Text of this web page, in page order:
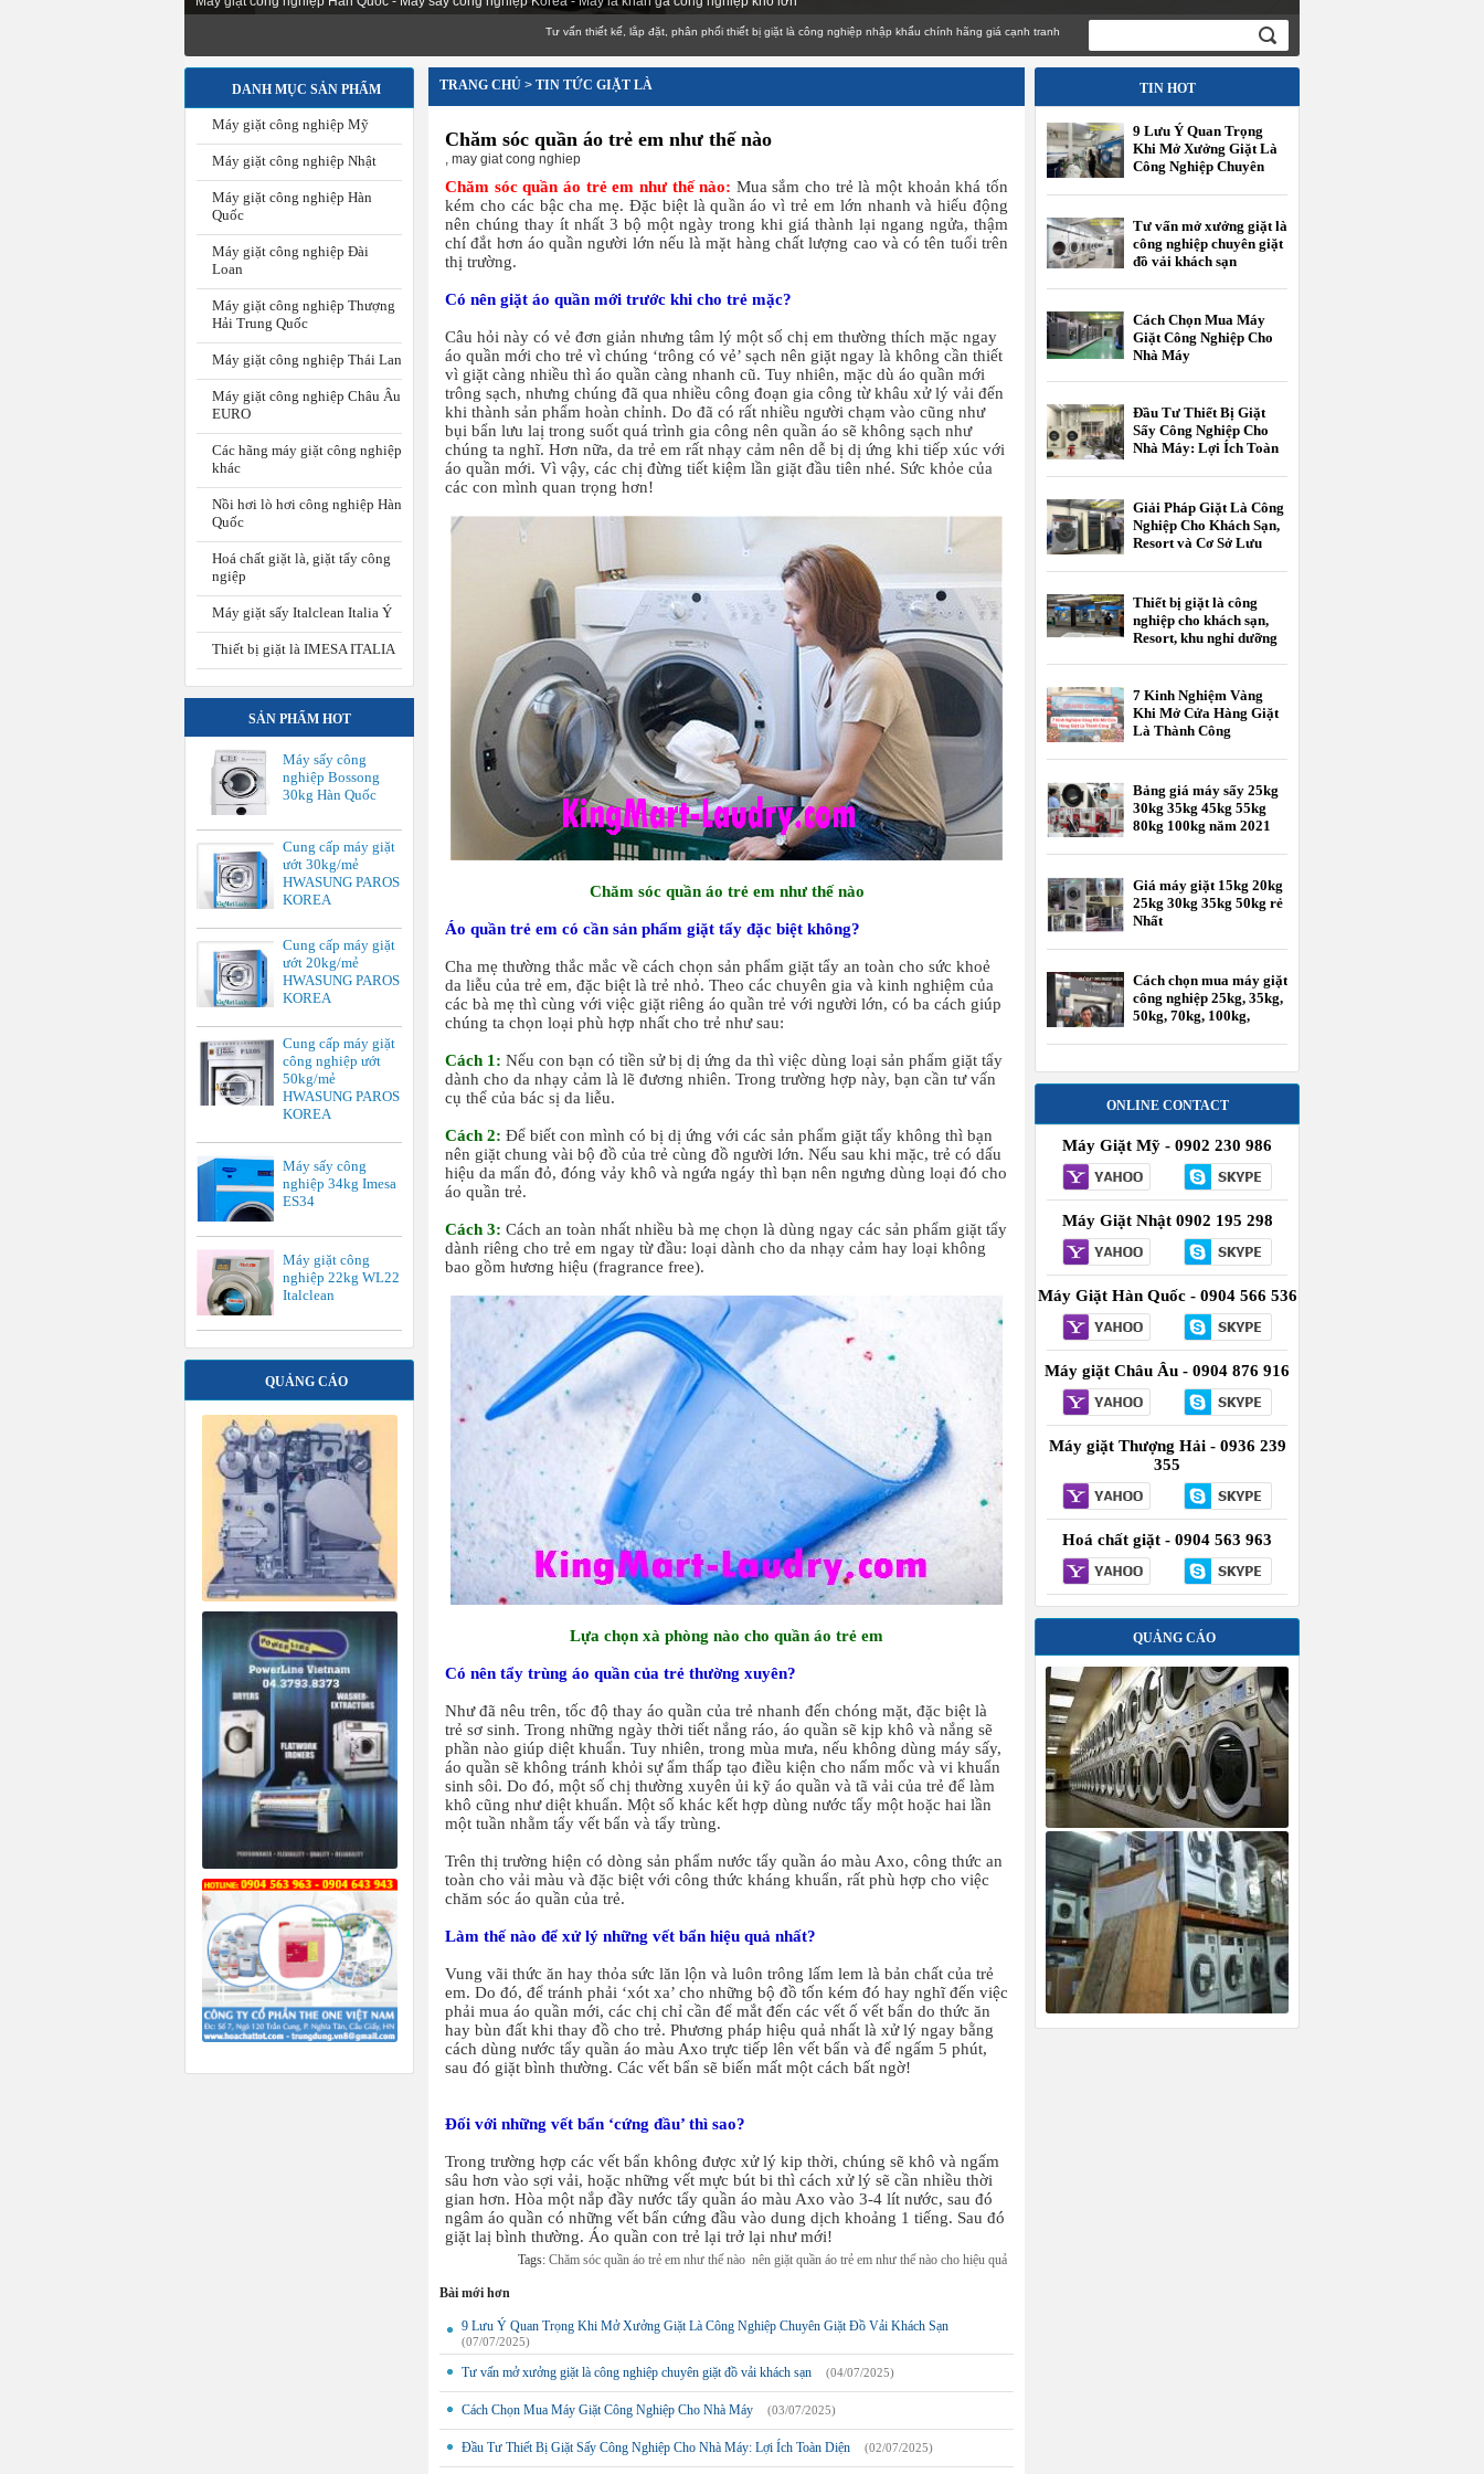
Tư vấn thiết kế, lắp đặt, phân phối thiết bị giặt là công nghiệp nhập khẩu chính hãng giá cạnh tranh
DANH MỤC SẢN PHẨM
Máy giặt công nghiệp Mỹ
Máy giặt công nghiệp Nhật
Máy giặt công nghiệp Hàn
Quốc
Máy giặt công nghiệp Đài
Loan
Máy giặt công nghiệp Thượng
Hải Trung Quốc
Máy giặt công nghiệp Thái Lan
Máy giặt công nghiệp Châu Âu
EURO
Các hãng máy giặt công nghiệp
khác
Nồi hơi lò hơi công nghiệp Hàn
Quốc
Hoá chất giặt là, giặt tẩy công
ngiệp
Máy giặt sấy Italclean Italia Ý
Thiết bị giặt là IMESA ITALIA
SẢN PHẨM HOT
Máy sấy công
nghiệp Bossong
30kg Hàn Quốc
Cung cấp máy giặt
ướt 30kg/mẻ
HWASUNG PAROS
KOREA
Cung cấp máy giặt
ướt 20kg/mẻ
HWASUNG PAROS
KOREA
Cung cấp máy giặt
công nghiệp ướt
50kg/mẻ
HWASUNG PAROS
KOREA
Máy sấy công
nghiệp 34kg Imesa
ES34
Máy giặt công
nghiệp 22kg WL22
Italclean
QUẢNG CÁO
TRANG CHỦ > TIN TỨC GIẶT LÀ
Chăm sóc quần áo trẻ em như thế nào
, may giat cong nghiep
Chăm sóc quần áo trẻ em như thế nào: Mua sắm cho trẻ là một khoản khá tốn
kém cho các bậc cha mẹ. Đặc biệt là quần áo vì trẻ em lớn nhanh và hiếu động
nên chúng thay ít nhất 3 bộ một ngày trong khi giá thành lại ngang ngửa, thậm
chí đắt hơn áo quần người lớn nếu là mặt hàng chất lượng cao và có tên tuổi trên
thị trường.
Có nên giặt áo quần mới trước khi cho trẻ mặc?
Câu hỏi này có vẻ đơn giản nhưng tâm lý một số chị em thường thích mặc ngay
áo quần mới cho trẻ vì chúng ‘trông có vẻ’ sạch nên giặt ngay là không cần thiết
vì giặt càng nhiều thì áo quần càng nhanh cũ. Tuy nhiên, mặc dù áo quần mới
trông sạch, nhưng chúng đã qua nhiều công đoạn gia công từ khâu xử lý vải đến
khi thành sản phẩm hoàn chỉnh. Do đã có rất nhiều người chạm vào cũng như
bụi bẩn lưu laị trong suốt quá trình gia công nên quần áo sẽ không sạch như
chúng ta nghĩ. Hơn nữa, da trẻ em rất nhạy cảm nên dễ bị dị ứng khi tiếp xúc với
áo quần mới. Vì vậy, các chị đừng tiết kiệm lần giặt đầu tiên nhé. Sức khỏe của
các con mình quan trọng hơn!
Chăm sóc quần áo trẻ em như thế nào
Áo quần trẻ em có cần sản phẩm giặt tẩy đặc biệt không?
Cha mẹ thường thắc mắc về cách chọn sản phẩm giặt tẩy an toàn cho sức khoẻ
da liễu của trẻ em, đặc biệt là trẻ nhỏ. Theo các chuyên gia và kinh nghiệm của
các bà mẹ thì cùng với việc giặt riêng áo quần trẻ với người lớn, có ba cách giúp
chúng ta chọn loại phù hợp nhất cho trẻ như sau:
Cách 1: Nếu con bạn có tiền sử bị dị ứng da thì việc dùng loại sản phẩm giặt tẩy
dành cho da nhạy cảm là lẽ đương nhiên. Trong trường hợp này, bạn cần tư vấn
cụ thể của bác sị da liễu.
Cách 2: Để biết con mình có bị dị ứng với các sản phẩm giặt tẩy không thì bạn
nên giặt chung vài bộ đồ của trẻ cùng đồ người lớn. Nếu sau khi mặc, trẻ có dấu
hiệu da mẩn đỏ, đóng vảy khô và ngứa ngáy thì bạn nên ngưng dùng loại đó cho
áo quần trẻ.
Cách 3: Cách an toàn nhất nhiều bà mẹ chọn là dùng ngay các sản phẩm giặt tẩy
dành riêng cho trẻ em ngay từ đầu: loại dành cho da nhạy cảm hay loại không
bao gồm hương hiệu (fragrance free).
Lựa chọn xà phòng nào cho quần áo trẻ em
Có nên tẩy trùng áo quần của trẻ thường xuyên?
Như đã nêu trên, tốc độ thay áo quần của trẻ nhanh đến chóng mặt, đặc biệt là
trẻ sơ sinh. Trong những ngày thời tiết nắng ráo, áo quần sẽ kịp khô và nắng sẽ
phần nào giúp diệt khuẩn. Tuy nhiên, trong mùa mưa, nếu không dùng máy sấy,
áo quần sẽ không tránh khỏi sự ẩm thấp tạo điều kiện cho nấm mốc và vi khuẩn
sinh sôi. Do đó, một số chị thường xuyên ủi kỹ áo quần và tã vải của trẻ để làm
khô cũng như diệt khuẩn. Một số khác kết hợp dùng nước tẩy một hoặc hai lần
một tuần nhằm tẩy vết bẩn và tẩy trùng.
Trên thị trường hiện có dòng sản phẩm nước tẩy quần áo màu Axo, công thức an
toàn cho vải màu và đặc biệt với công thức kháng khuẩn, rất phù hợp cho việc
chăm sóc áo quần của trẻ.
Làm thế nào để xử lý những vết bẩn hiệu quả nhất?
Vung vãi thức ăn hay thỏa sức lăn lộn và luôn trông lấm lem là bản chất của trẻ
em. Do đó, để tránh phải ‘xót xa’ cho những bộ đồ tốn kém đó hay nghĩ đến việc
phải mua áo quần mới, các chị chỉ cần để mắt đến các vết ố vết bẩn do thức ăn
hay bùn đất khi thay đồ cho trẻ. Phương pháp hiệu quả nhất là xử lý ngay bằng
cách dùng nước tẩy quần áo màu Axo trực tiếp lên vết bẩn và để ngấm 5 phút,
sau đó giặt bình thường. Các vết bẩn sẽ biến mất một cách bất ngờ!
Đối với những vết bẩn ‘cứng đầu’ thì sao?
Trong trường hợp các vết bẩn không được xử lý kip thời, chúng sẽ khô và ngấm
sâu hơn vào sợi vải, hoặc những vết mực bút bi thì cách xử lý sẽ cần nhiều thời
gian hơn. Hòa một nắp đầy nước tẩy quần áo màu Axo vào 3-4 lít nước, sau đó
ngâm áo quần có những vết bẩn cứng đầu vào dung dịch khoảng 1 tiếng. Sau đó
giặt laị bình thường. Áo quần con trẻ lại trở lại như mới!
Tags: Chăm sóc quần áo trẻ em như thế nào nên giặt quần áo trẻ em như thế nào cho hiệu quả
Bài mới hơn
9 Lưu Ý Quan Trọng Khi Mở Xưởng Giặt Là Công Nghiệp Chuyên Giặt Đồ Vải Khách Sạn
(07/07/2025)
Tư vấn mở xưởng giặt là công nghiệp chuyên giặt đồ vải khách sạn (04/07/2025)
Cách Chọn Mua Máy Giặt Công Nghiệp Cho Nhà Máy (03/07/2025)
Đầu Tư Thiết Bị Giặt Sấy Công Nghiệp Cho Nhà Máy: Lợi Ích Toàn Diện (02/07/2025)
TIN HOT
9 Lưu Ý Quan Trọng
Khi Mở Xưởng Giặt Là
Công Nghiệp Chuyên
Tư vấn mở xưởng giặt là
công nghiệp chuyên giặt
đồ vải khách sạn
Cách Chọn Mua Máy
Giặt Công Nghiệp Cho
Nhà Máy
Đầu Tư Thiết Bị Giặt
Sấy Công Nghiệp Cho
Nhà Máy: Lợi Ích Toàn
Giải Pháp Giặt Là Công
Nghiệp Cho Khách Sạn,
Resort và Cơ Sở Lưu
Thiết bị giặt là công
nghiệp cho khách sạn,
Resort, khu nghỉ dưỡng
7 Kinh Nghiệm Vàng
Khi Mở Cửa Hàng Giặt
Là Thành Công
Bảng giá máy sấy 25kg
30kg 35kg 45kg 55kg
80kg 100kg năm 2021
Giá máy giặt 15kg 20kg
25kg 30kg 35kg 50kg rẻ
Nhất
Cách chọn mua máy giặt
công nghiệp 25kg, 35kg,
50kg, 70kg, 100kg,
ONLINE CONTACT
Máy Giặt Mỹ - 0902 230 986
Máy Giặt Nhật 0902 195 298
Máy Giặt Hàn Quốc - 0904 566 536
Máy giặt Châu Âu - 0904 876 916
Máy giặt Thượng Hải - 0936 239
355
Hoá chất giặt - 0904 563 963
QUẢNG CÁO